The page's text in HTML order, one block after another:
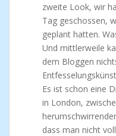
zweite Look, wir
Tag geschossen,
geplant hatten.
Und mittlerweile
dem Bloggen
Es ist schon eine
in London,
dass man nicht